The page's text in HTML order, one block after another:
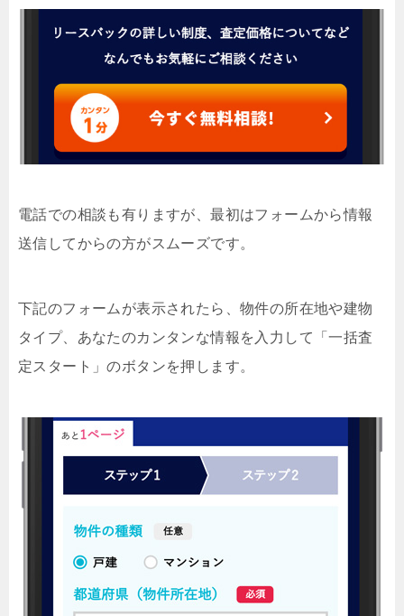
電話での相談も有りますが、最初はフォームから情報
送信してからの方がスムーズです。
下記のフォームが表示されたら、物件の所在地や建物
タイプ、あなたのカンタンな情報を入力して「一括査
定スタート」のボタンを押します。